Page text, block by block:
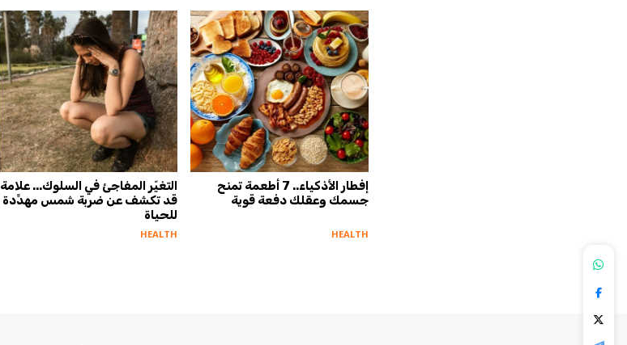
التغيّر المفاجئ في السلوك... علامة
قد تكشف عن ضربة شمس مهدِّدة
للحياة
HEALTH
إفطار الأذكياء.. 7 أطعمة تمنح
جسمك وعقلك دفعة قوية
HEALTH